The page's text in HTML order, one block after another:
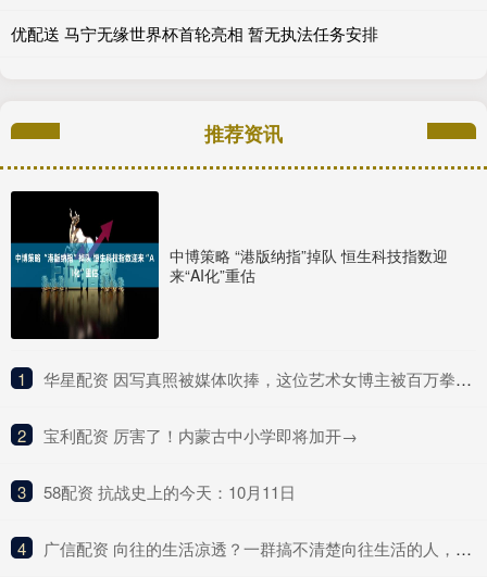
优配送 马宁无缘世界杯首轮亮相 暂无执法任务安排
推荐资讯
中博策略 “港版纳指”掉队 恒生科技指数迎
来“AI化”重估
1 ​华星配资 因写真照被媒体吹捧，这位艺术女博主被百万拳迷称为UFC传奇？
2 ​宝利配资 厉害了！内蒙古中小学即将加开→
3 ​58配资 抗战史上的今天：10月11日
4 ​广信配资 向往的生活凉透？一群搞不清楚向往生活的人，在演向往的生活